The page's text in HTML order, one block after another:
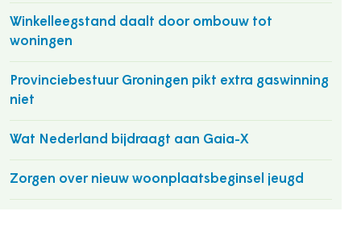
Winkelleegstand daalt door ombouw tot
woningen
Provinciebestuur Groningen pikt extra gaswinning
niet
Wat Nederland bijdraagt aan Gaia-X
Zorgen over nieuw woonplaatsbeginsel jeugd